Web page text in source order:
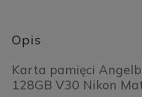
Opis
Karta pamięci
128GB V30 Nikon